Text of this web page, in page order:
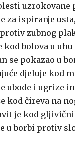
uzrokovane
za ispiranje
zubnog
kod bolova u
se pokazao u
djeluje kod
ubode i ugrize
kod čireva na
je kod
u borbi protiv